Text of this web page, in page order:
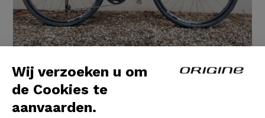
Wij verzoeken u om
de Cookies te
aanvaarden.
Help Gravel - Shimano GRX 400
2X10 - DT Swiss R500